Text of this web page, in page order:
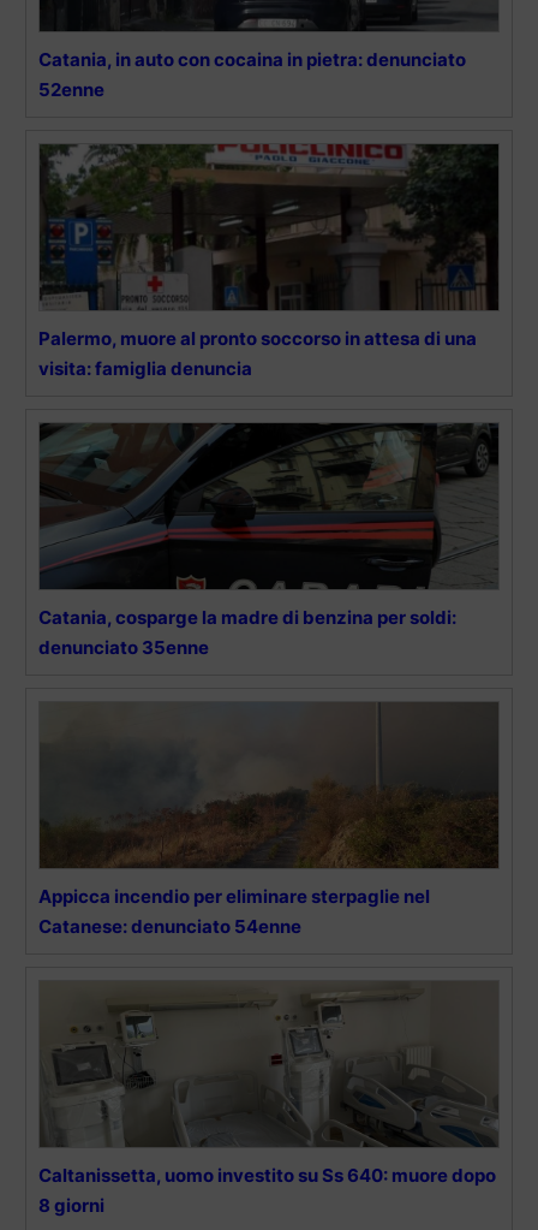
Catania, in auto con cocaina in pietra: denunciato
52enne
Palermo, muore al pronto soccorso in attesa di una
visita: famiglia denuncia
Catania, cosparge la madre di benzina per soldi:
denunciato 35enne
Appicca incendio per eliminare sterpaglie nel
Catanese: denunciato 54enne
Caltanissetta, uomo investito su Ss 640: muore dopo
8 giorni